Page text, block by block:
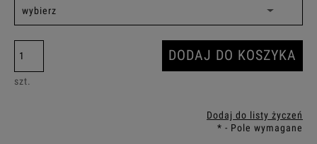
szt.
DODAJ DO KOSZYKA
Dodaj do listy życzeń
* - Pole wymagane